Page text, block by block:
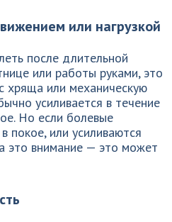
или нагрузкой
после длительной
или работы руками, это
хряща или механическую
усиливается в течение
Но если болевые
покое, или усиливаются
это внимание — это может